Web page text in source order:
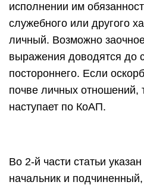
исполнении им
служебного или другого
личный. Возможно
выражения доводятся до
постороннего. Если
почве личных отношений,
наступает по КоАП.
Во 2-й части статьи
начальник и